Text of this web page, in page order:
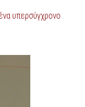
υπερσύγχρονο